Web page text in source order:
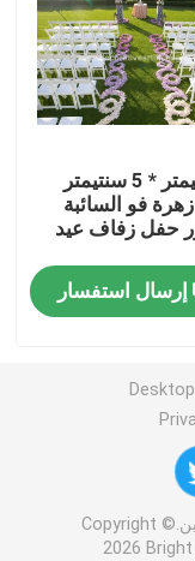
5 سنتيمتر * 5 سنتيمتر
فو السائبة
حفل زفاف عيد
إرسال استفسار
مصنع الصين.Copyright ©
2026